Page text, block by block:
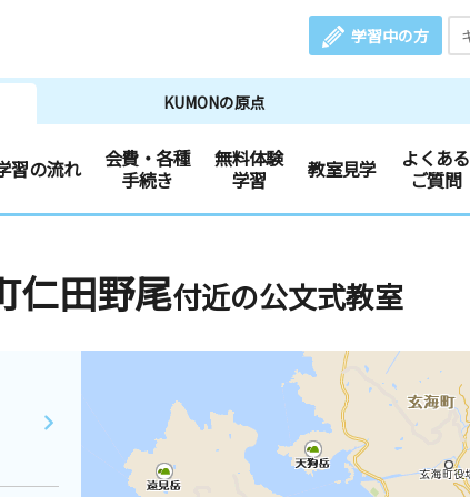
学習中の方
KUMONの原点
習の流れ
会費・各種
手続き
無料体験
学習
教室見学
よくある
ご質問
仁田野尾付近の公文式教室